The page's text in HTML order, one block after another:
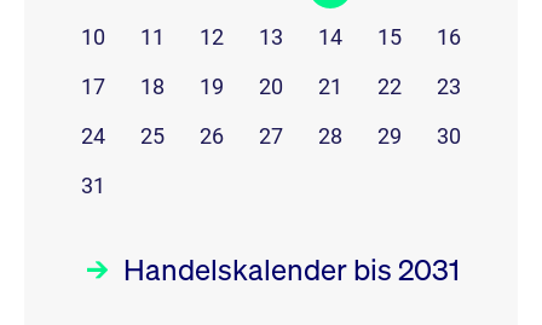
10 11 12 13 14 15
16
17
18 19 20 21 22
23
24
25 26 27 28 29
30
31
Handelskalender bis 2031